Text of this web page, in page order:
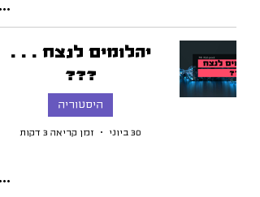
יהלומים לנצח . . .
???
היסטוריה
30 ביוני זמן קריאה 3 דקות